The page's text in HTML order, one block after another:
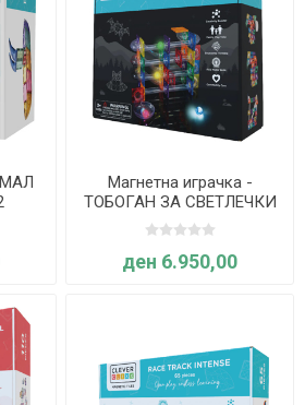
МАЛ
Магнетна играчка -
ТОБОГАН ЗА СВЕТЛЕЧКИ
ТОПЧИЊА - 100 елементи
- Cleverclixx
ден 6.950,00